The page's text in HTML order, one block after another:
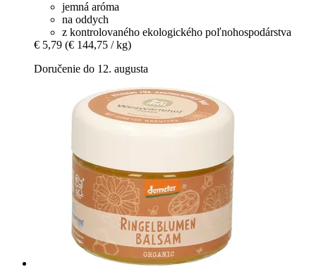
jemná aróma
na oddych
z kontrolovaného ekologického poľnohospodárstva
€ 5,79 (€ 144,75 / kg)
Doručenie do 12. augusta